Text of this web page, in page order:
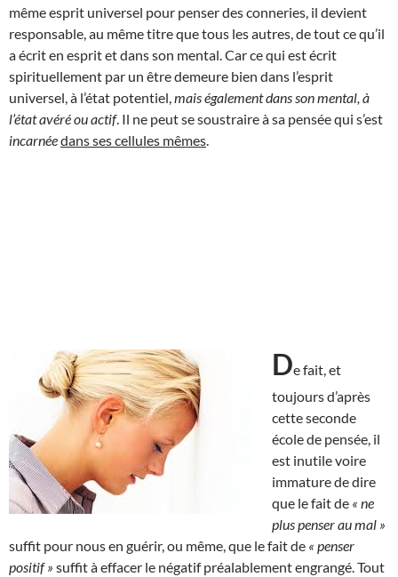
même esprit universel pour penser des conneries, il devient
responsable, au même titre que tous les autres, de tout ce qu’il
a écrit en esprit et dans son mental. Car ce qui est écrit
spirituellement par un être demeure bien dans l’esprit
universel, à l’état potentiel, mais également dans son mental, à
l’état avéré ou actif. Il ne peut se soustraire à sa pensée qui s’est
incarnéedans ses cellules mêmes
De fait, et
toujours d’après
cette seconde
école de pensée, il
est inutile voire
immature de dire
que le fait de « ne
plus penser au mal »
suffit pour nous en guérir, ou même, que le fait de « penser
positif » suffit à effacer le négatif préalablement engrangé. Tout